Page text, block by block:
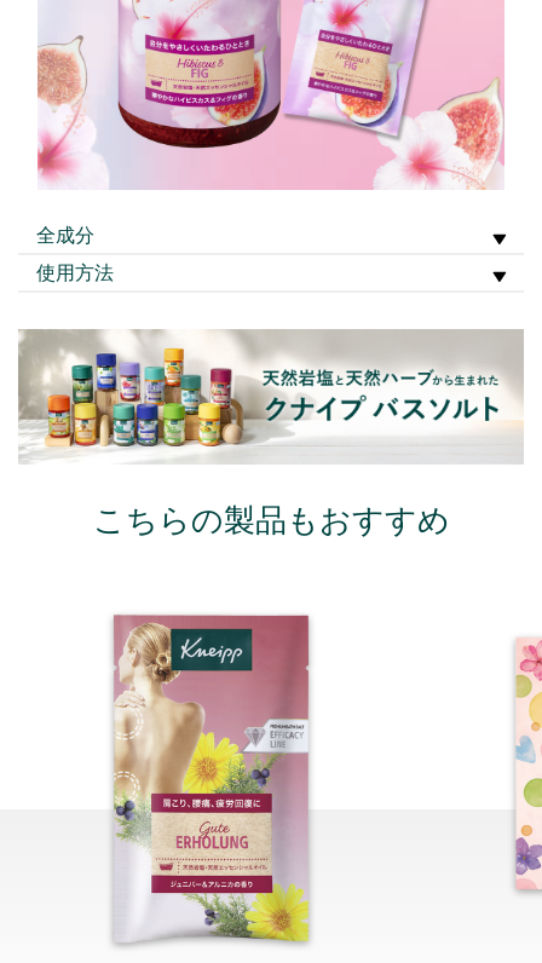
全成分
使用方法
こちらの製品もおすすめ